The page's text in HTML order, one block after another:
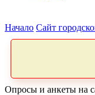
Начало Сайт
Опросы и анкеты на